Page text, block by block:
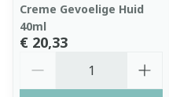
Creme Gevoelige Huid
40ml
€ 20,33